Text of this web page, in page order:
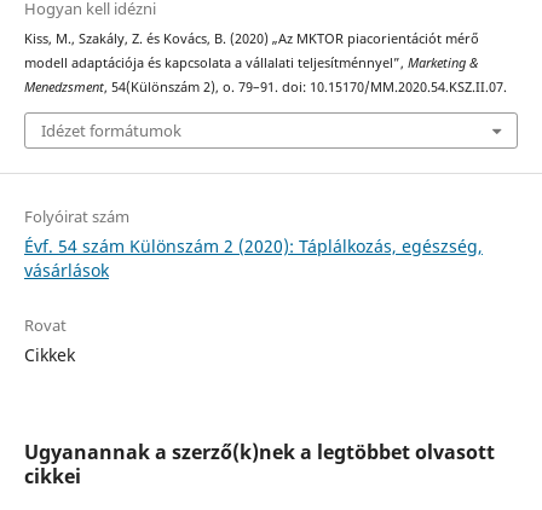
Hogyan kell idézni
Kiss, M., Szakály, Z. és Kovács, B. (2020) „Az MKTOR piacorientációt mérő
modell adaptációja és kapcsolata a vállalati teljesítménnyel”, Marketing &
Menedzsment, 54(Különszám 2), o. 79–91. doi: 10.15170/MM.2020.54.KSZ.II.07.
Idézet formátumok
Folyóirat szám
Évf. 54 szám Különszám 2 (2020): Táplálkozás, egészség,
vásárlások
Rovat
Cikkek
Ugyanannak a szerző(k)nek a legtöbbet olvasott
cikkei